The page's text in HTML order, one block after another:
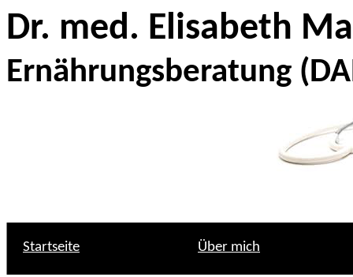
Dr. med. Elisabeth
Ernährungsberatung
Startseite Über mich